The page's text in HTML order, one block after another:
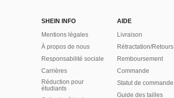
SHEIN INFO
Mentions légales
À propos de nous
Responsabilité sociale
Carrières
Réduction pour
étudiants
AIDE
Livraison
Rétractation/Retours
Remboursement
Commande
Statut de commande
Guide des tailles